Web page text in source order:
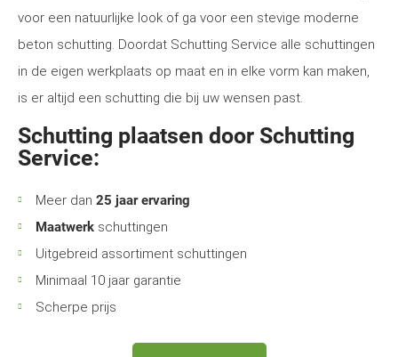
voor een natuurlijke look of ga voor een stevige moderne
beton schutting. Doordat Schutting Service alle schuttingen
in de eigen werkplaats op maat en in elke vorm kan maken,
is er altijd een schutting die bij uw wensen past.
Schutting plaatsen door Schutting
Service:
Meer dan 25 jaar ervaring
Maatwerk schuttingen
Uitgebreid assortiment schuttingen
Minimaal 10 jaar garantie
Scherpe prijs